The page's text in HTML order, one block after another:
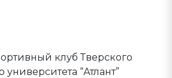
клуб Тверского
университета “Атлант”